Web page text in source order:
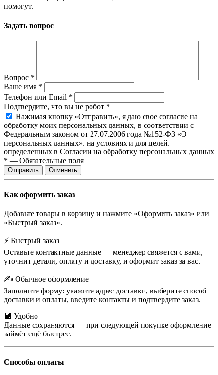
помогут.
Задать вопрос
Вопрос *
Ваше имя *
Телефон или Email *
Подтвердите, что вы не робот *
Нажимая кнопку «Отправить», я даю свое согласие на
обработку моих персональных данных, в соответствии с
Федеральным законом от 27.07.2006 года №152-ФЗ «О
персональных данных», на условиях и для целей,
определенных в Согласии на обработку персональных данных
* — Обязательные поля
Отправить Отменить
Как оформить заказ
Добавьте товары в корзину и нажмите «Оформить заказ» или
«Быстрый заказ».
⚡ Быстрый заказ
Оставьте контактные данные — менеджер свяжется с вами,
уточнит детали, оплату и доставку, и оформит заказ за вас.
✍️ Обычное оформление
Заполните форму: укажите адрес доставки, выберите способ
доставки и оплаты, введите контакты и подтвердите заказ.
💾 Удобно
Данные сохраняются — при следующей покупке оформление
займёт ещё быстрее.
Способы оплаты